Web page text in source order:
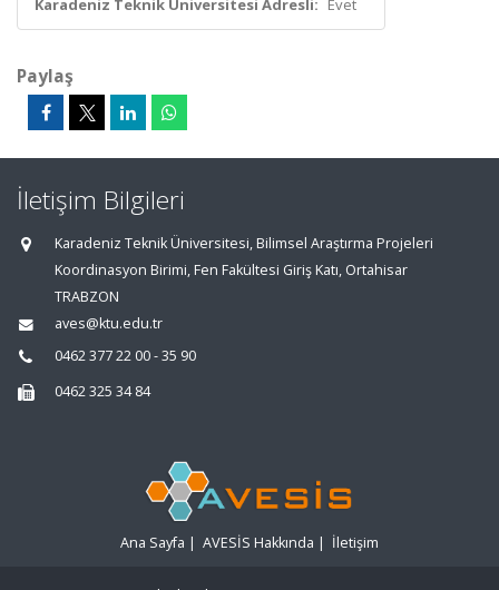
Karadeniz Teknik Üniversitesi Adresli: Evet
Paylaş
İletişim Bilgileri
Karadeniz Teknik Üniversitesi, Bilimsel Araştırma Projeleri
Koordinasyon Birimi, Fen Fakültesi Giriş Katı, Ortahisar
TRABZON
aves@ktu.edu.tr
0462 377 22 00 - 35 90
0462 325 34 84
Ana Sayfa | AVESİS Hakkında | İletişim